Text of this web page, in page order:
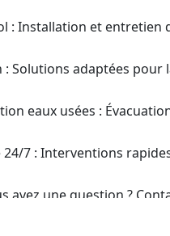
: Installation et entretien
Solutions adaptées pour
eaux usées :
24/7 : Interventions
avez une question ?